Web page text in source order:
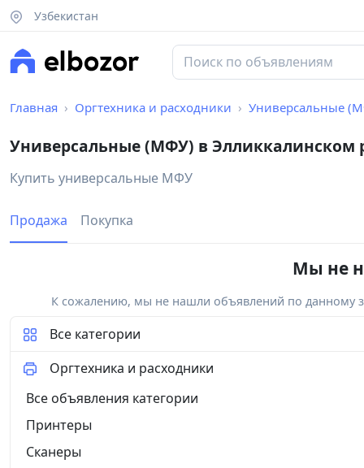
Узбекистан
Главная Оргтехника и расходники Универсальные
Универсальные (МФУ) в Элликкалинском
Купить универсальные МФУ
Продажа Покупка
Мы не
К сожалению, мы не нашли объявлений по данному
Все категории
Оргтехника и расходники
Все объявления категории
Принтеры
Сканеры